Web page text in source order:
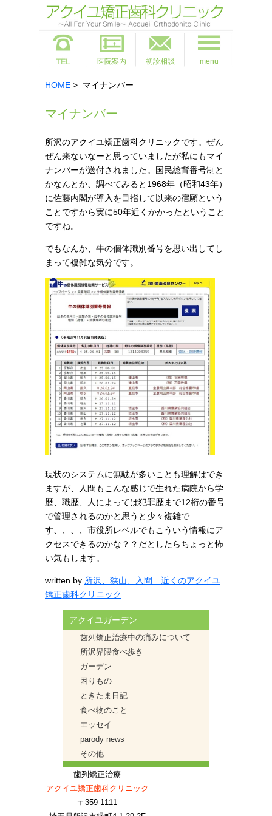
医院案内 初診相談 menu
HOME > マイナンバー
マイナンバー
所沢のアクイユ矯正歯科クリニックです。ぜん
ぜん来ないなーと思っていましたが私にもマイ
ナンバーが送付されました。国民総背番号制と
かなんとか、調べてみると1968年（昭和43年）
に佐藤内閣が導入を目指して以来の宿願という
ことですから実に50年近くかかったということ
ですね。
でもなんか、牛の個体識別番号を思い出してし
まって複雑な気分です。
現状のシステムに無駄が多いことも理解はでき
ますが、人間もこんな感じで生れた病院から学
歴、職歴、人によっては犯罪歴まで12桁の番号
で管理されるのかと思うと少々複雑で
す、、、、市役所レベルでもこういう情報にア
クセスできるのかな？？だとしたらちょっと怖
い気もします。
written by 所沢、狭山、入間 近くのアクイユ
矯正歯科クリニック
アクイユガーデン
歯列矯正治療中の痛みについて
所沢界隈食べ歩き
ガーデン
困りもの
ときたま日記
食べ物のこと
エッセイ
parody news
その他
歯列矯正治療
アクイユ矯正歯科クリニック
〒359-1111